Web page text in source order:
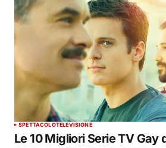
SPETTACOLOTELEVISIONE
Le 10 Migliori Serie TV Gay